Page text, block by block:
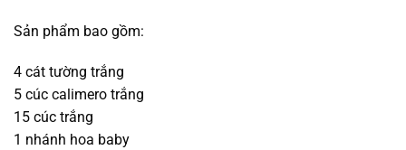
Sản phẩm bao gồm:
4 cát tường trắng
5 cúc calimero trắng
15 cúc trắng
1 nhánh hoa baby